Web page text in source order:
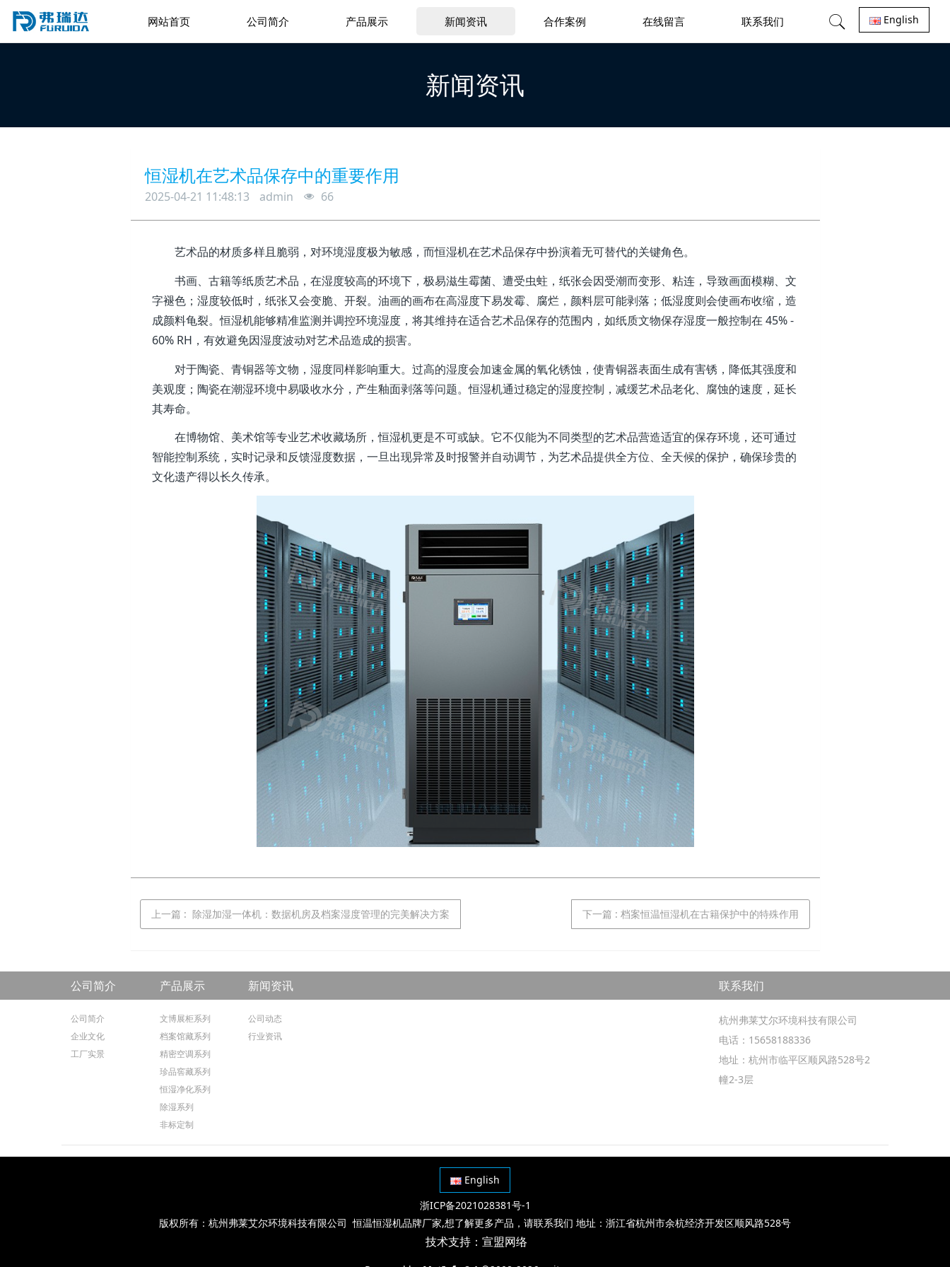
English
网站首页 公司简介 产品展示 新闻资讯 合作案例 在线留言 联系我们
新闻资讯
恒湿机在艺术品保存中的重要作用
2025-04-21 11:48:13 admin 66
艺术品的材质多样且脆弱，对环境湿度极为敏感，而恒湿机在艺术品保存中扮演着无可替代的关键角色。
书画、古籍等纸质艺术品，在湿度较高的环境下，极易滋生霉菌、遭受虫蛀，纸张会因受潮而变形、粘连，导致画面模糊、文
字褪色；湿度较低时，纸张又会变脆、开裂。油画的画布在高湿度下易发霉、腐烂，颜料层可能剥落；低湿度则会使画布收缩，造
成颜料龟裂。恒湿机能够精准监测并调控环境湿度，将其维持在适合艺术品保存的范围内，如纸质文物保存湿度一般控制在 45% -
60% RH，有效避免因湿度波动对艺术品造成的损害。
对于陶瓷、青铜器等文物，湿度同样影响重大。过高的湿度会加速金属的氧化锈蚀，使青铜器表面生成有害锈，降低其强度和
美观度；陶瓷在潮湿环境中易吸收水分，产生釉面剥落等问题。恒湿机通过稳定的湿度控制，减缓艺术品老化、腐蚀的速度，延长
其寿命。
在博物馆、美术馆等专业艺术收藏场所，恒湿机更是不可或缺。它不仅能为不同类型的艺术品营造适宜的保存环境，还可通过
智能控制系统，实时记录和反馈湿度数据，一旦出现异常及时报警并自动调节，为艺术品提供全方位、全天候的保护，确保珍贵的
文化遗产得以长久传承。
上一篇 : ​ 除湿加湿一体机：数据机房及档案湿度管理的完美解决方案 下一篇 : 档案恒温恒湿机在古籍保护中的特殊作用
公司简介
公司简介
企业文化
工厂实景
产品展示
文博展柜系列
档案馆藏系列
精密空调系列
珍品窖藏系列
恒湿净化系列
除湿系列
非标定制
新闻资讯
公司动态
行业资讯
联系我们
杭州弗莱艾尔环境科技有限公司
电话：15658188336
地址：杭州市临平区顺风路528号2
幢2-3层
English
浙ICP备2021028381号-1
版权所有：杭州弗莱艾尔环境科技有限公司 恒温恒湿机品牌厂家,想了解更多产品，请联系我们 地址：浙江省杭州市余杭经济开发区顺风路528号
技术支持： 宣盟网络